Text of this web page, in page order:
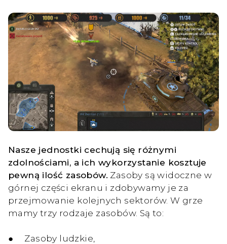
Nasze jednostki cechują się różnymi
zdolnościami, a ich wykorzystanie kosztuje
pewną ilość zasobów. Zasoby są widoczne w
górnej części ekranu i zdobywamy je za
przejmowanie kolejnych sektorów. W grze
mamy trzy rodzaje zasobów. Są to:
● Zasoby ludzkie,